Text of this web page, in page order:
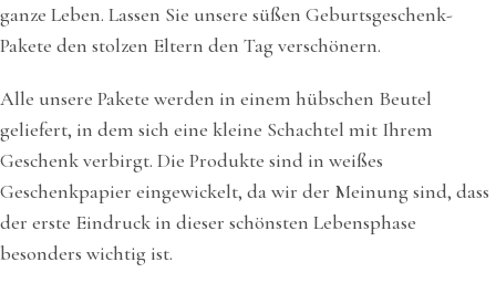
ganze Leben. Lassen Sie unsere süßen Geburtsgeschenk-
Pakete den stolzen Eltern den Tag verschönern.
Alle unsere Pakete werden in einem hübschen Beutel
geliefert, in dem sich eine kleine Schachtel mit Ihrem
Geschenk verbirgt. Die Produkte sind in weißes
Geschenkpapier eingewickelt, da wir der Meinung sind, dass
der erste Eindruck in dieser schönsten Lebensphase
besonders wichtig ist.